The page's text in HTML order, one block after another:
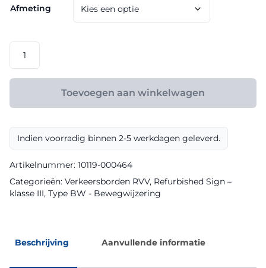
tot
€ 147,60
Afmeting
model
BW101rbSp10
III
Sign
aantal
Toevoegen aan winkelwagen
Indien voorradig binnen 2-5 werkdagen geleverd.
Artikelnummer: 10119-000464
Categorieën: Verkeersborden RVV, Refurbished Sign –
klasse III, Type BW - Bewegwijzering
Beschrijving Aanvullende informatie